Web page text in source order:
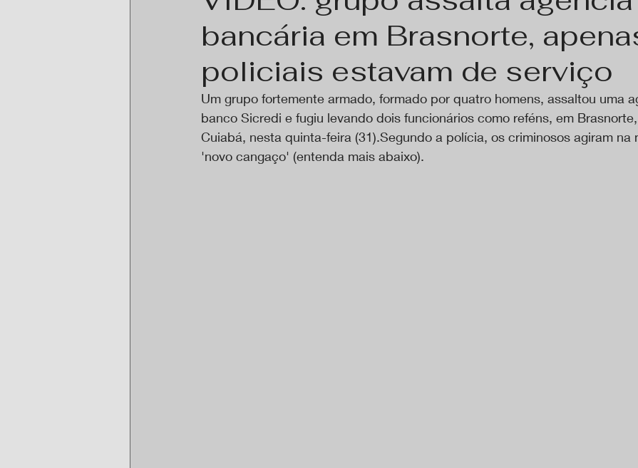
bancária em Brasnorte,
policiais estavam de serviço
Um grupo fortemente armado, formado por quatro homens, assaltou uma
banco Sicredi e fugiu levando dois funcionários como reféns, em
Cuiabá, nesta quinta-feira (31).Segundo a polícia, os criminosos agiram na
'novo cangaço' (entenda mais abaixo).